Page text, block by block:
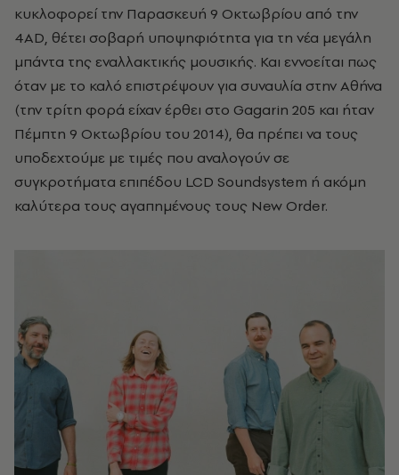
κυκλοφορεί την Παρασκευή 9 Οκτωβρίου από την
4AD, θέτει σοβαρή υποψηφιότητα για τη νέα μεγάλη
μπάντα της εναλλακτικής μουσικής. Και εννοείται πως
όταν με το καλό επιστρέψουν για συναυλία στην Αθήνα
(την τρίτη φορά είχαν έρθει στο Gagarin 205 και ήταν
Πέμπτη 9 Οκτωβρίου του 2014), θα πρέπει να τους
υποδεχτούμε με τιμές που αναλογούν σε
συγκροτήματα επιπέδου LCD Soundsystem ή ακόμη
καλύτερα τους αγαπημένους τους New Order.